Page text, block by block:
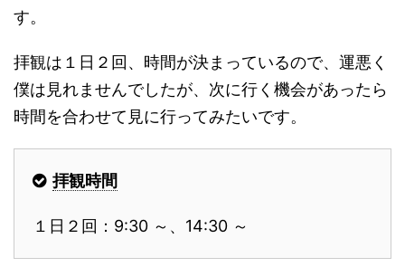
す。
拝観は１日２回、時間が決まっているので、運悪く
僕は見れませんでしたが、次に行く機会があったら
時間を合わせて見に行ってみたいです。
拝観時間
１日２回：9:30 ～、14:30 ～